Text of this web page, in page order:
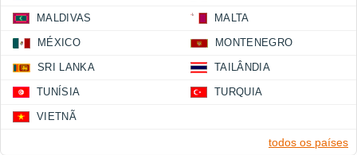
MALDIVAS MALTA
MÉXICO MONTENEGRO
SRI LANKA TAILÂNDIA
TUNÍSIA TURQUIA
VIETNÃ
todos os países